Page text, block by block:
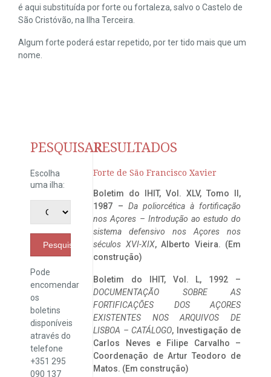
é aqui substituída por forte ou fortaleza, salvo o Castelo de
São Cristóvão, na Ilha Terceira.
Algum forte poderá estar repetido, por ter tido mais que um
nome.
PESQUISAR
Escolha
uma ilha:
Pesquisar
Pode
encomendar
os
boletins
disponíveis
através do
telefone
+351 295
090 137
RESULTADOS
Forte de São Francisco Xavier
Boletim do IHIT, Vol. XLV, Tomo II,
1987 – Da poliorcética à fortificação
nos Açores – Introdução ao estudo do
sistema defensivo nos Açores nos
séculos XVI-XIX, Alberto Vieira. (Em
construção)
Boletim do IHIT, Vol. L, 1992 –
DOCUMENTAÇÃO SOBRE AS
FORTIFICAÇÕES DOS AÇORES
EXISTENTES NOS ARQUIVOS DE
LISBOA – CATÁLOGO, Investigação de
Carlos Neves e Filipe Carvalho –
Coordenação de Artur Teodoro de
Matos. (Em construção)